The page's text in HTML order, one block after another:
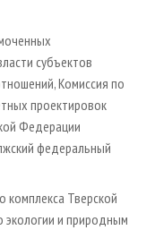
субъектов
Комиссия по
проектировок
Федерации
федеральный
Тверской
экологии и природным